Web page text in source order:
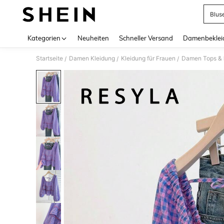
Kategorien Neuheiten Schneller Versand
Startseite / Damen Kleidung / Kleidung für Frauen / Damen Tops